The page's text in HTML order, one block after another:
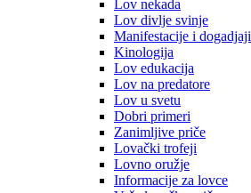
Lov nekada
Lov divlje svinje
Manifestacije i dogadjaji
Kinologija
Lov edukacija
Lov na predatore
Lov u svetu
Dobri primeri
Zanimljive priče
Lovački trofeji
Lovno oružje
Informacije za lovce